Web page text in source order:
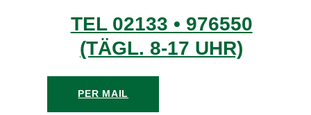
TEL 02133 • 976550
(TÄGL. 8-17 UHR)
PER MAIL